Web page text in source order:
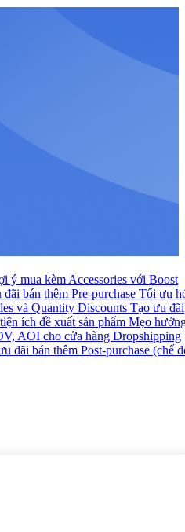
ý mua kèm Accessories với Boost
đãi bán thêm Pre-purchase Tối ưu
và Quantity Discounts Tạo ưu đãi
ích đề xuất sản phẩm Mẹo
AOI cho cửa hàng Dropshipping
đãi bán thêm Post-purchase (chế